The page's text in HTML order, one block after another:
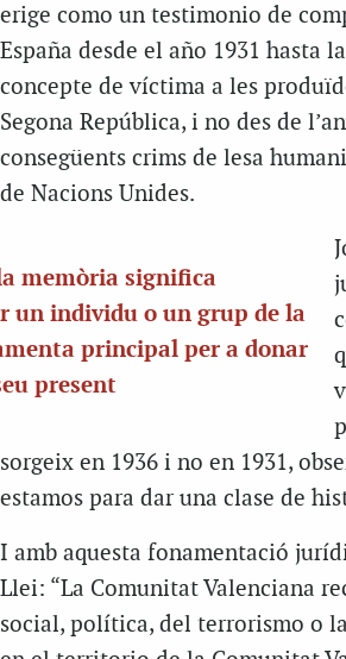
erige como un testimonio de
España desde el año 1931 hasta
concepte de víctima a les
Segona República, i no des de
consegüents crims de lesa
de Nacions Unides.
memòria significa
un individu o un grup de la
principal per a donar
present
sorgeix en 1936 i no en 1931,
estamos para dar una clase de
I amb aquesta fonamentació
Llei: “La Comunitat Valenciana
social, política, del terrorismo o